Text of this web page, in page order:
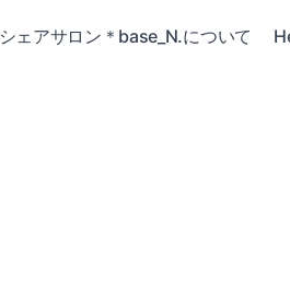
シェアサロン＊base_N.について